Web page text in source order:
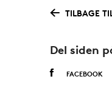
TILBAGE
Del siden
FACEBOOK